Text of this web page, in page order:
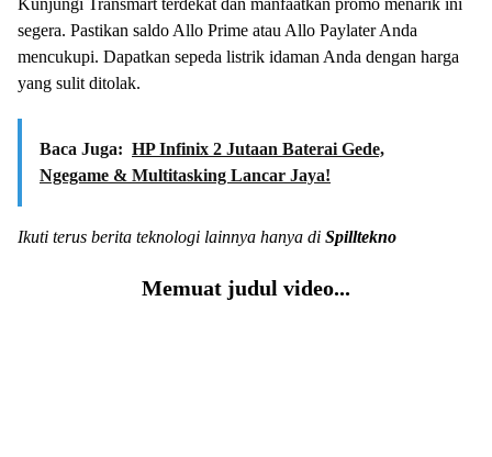
Kunjungi Transmart terdekat dan manfaatkan promo menarik ini
segera. Pastikan saldo Allo Prime atau Allo Paylater Anda
mencukupi. Dapatkan sepeda listrik idaman Anda dengan harga
yang sulit ditolak.
Baca Juga: HP Infinix 2 Jutaan Baterai Gede,
Ngegame & Multitasking Lancar Jaya!
Ikuti terus berita teknologi lainnya hanya di Spilltekno
Memuat judul video...